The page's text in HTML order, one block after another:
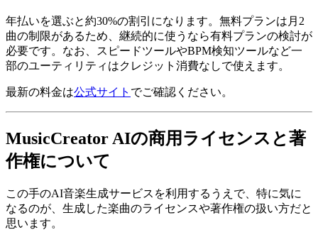
年払いを選ぶと約30%の割引になります。無料プランは月2
曲の制限があるため、継続的に使うなら有料プランの検討が
必要です。なお、スピードツールやBPM検知ツールなど一
部のユーティリティはクレジット消費なしで使えます。
最新の料金は公式サイト でご確認ください。
MusicCreator AIの商用ライセンスと著
作権について
この手のAI音楽生成サービスを利用するうえで、特に気に
なるのが、生成した楽曲のライセンスや著作権の扱い方だと
思います。